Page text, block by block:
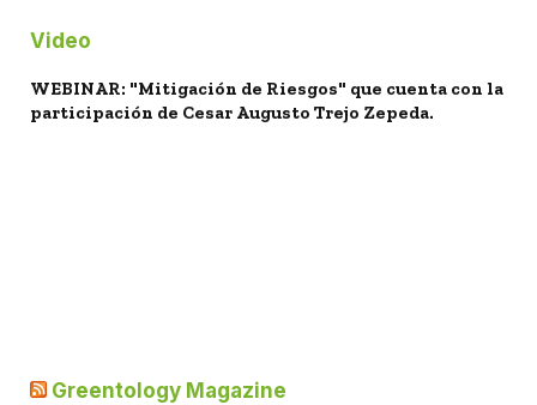
Video
WEBINAR: "Mitigación de Riesgos" que cuenta con la
participación de Cesar Augusto Trejo Zepeda.
Greentology Magazine